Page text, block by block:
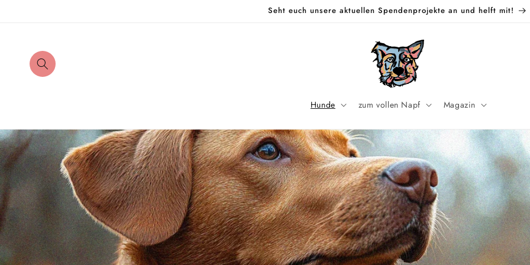
Seht euch unsere aktuellen Spendenprojekte an und helft mit!
Hunde zum vollen Napf Magazin